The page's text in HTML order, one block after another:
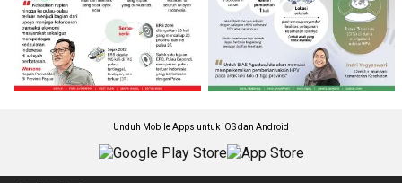
Unduh Mobile Apps untuk iOS dan Android